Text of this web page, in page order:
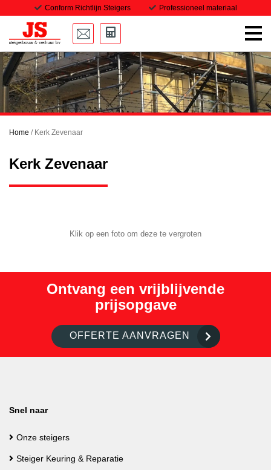
Home
Onze steigers
Transport
Conform Richtlijn Steigers Professioneel materiaal
Home / Kerk Zevenaar
Kerk Zevenaar
Klik op een foto om deze te vergroten
Ontvang een vrijblijvende
prijsopgave
OFFERTE AANVRAGEN
Snel naar
Onze steigers
Steiger Keuring & Reparatie